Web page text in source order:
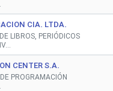
CIA. LTDA.
LIBROS, PERIÓDICOS
CENTER S.A.
PROGRAMACIÓN